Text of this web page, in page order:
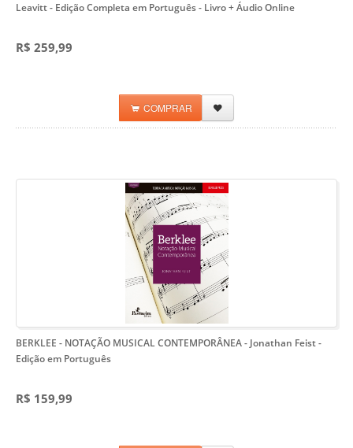
Leavitt- Edição Completa em Português - Livro + Áudio Online
R$ 259,99
COMPRAR
BERKLEE - NOTAÇÃO MUSICAL CONTEMPORÂNEA - Jonathan Feist-
Edição em Português
R$ 159,99